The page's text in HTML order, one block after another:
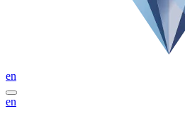
en
en